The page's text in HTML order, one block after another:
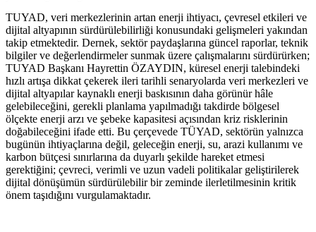
TUYAD, veri merkezlerinin artan enerji ihtiyacı, çevresel etkileri ve
dijital altyapının sürdürülebilirliği konusundaki gelişmeleri yakından
takip etmektedir. Dernek, sektör paydaşlarına güncel raporlar, teknik
bilgiler ve değerlendirmeler sunmak üzere çalışmalarını sürdürürken;
TUYAD Başkanı Hayrettin ÖZAYDIN, küresel enerji talebindeki
hızlı artışa dikkat çekerek ileri tarihli senaryolarda veri merkezleri ve
dijital altyapılar kaynaklı enerji baskısının daha görünür hâle
gelebileceğini, gerekli planlama yapılmadığı takdirde bölgesel
ölçekte enerji arzı ve şebeke kapasitesi açısından kriz risklerinin
doğabileceğini ifade etti. Bu çerçevede TÜYAD, sektörün yalnızca
bugünün ihtiyaçlarına değil, geleceğin enerji, su, arazi kullanımı ve
karbon bütçesi sınırlarına da duyarlı şekilde hareket etmesi
gerektiğini; çevreci, verimli ve uzun vadeli politikalar geliştirilerek
dijital dönüşümün sürdürülebilir bir zeminde ilerletilmesinin kritik
önem taşıdığını vurgulamaktadır.